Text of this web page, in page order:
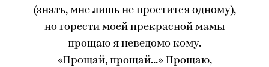
(знать, мне лишь не простится одному),
но горести моей прекрасной мамы
прощаю я неведомо кому.
«Прощай, прощай...» Прощаю,